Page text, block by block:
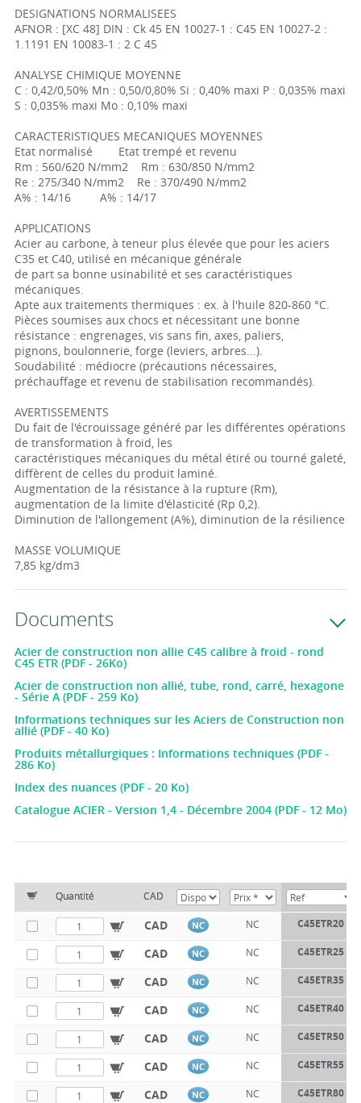
DESIGNATIONS NORMALISEES
AFNOR : [XC 48] DIN : Ck 45 EN 10027-1 : C45 EN 10027-2 :
1.1191 EN 10083-1 : 2 C 45
ANALYSE CHIMIQUE MOYENNE
C : 0,42/0,50% Mn : 0,50/0,80% Si : 0,40% maxi P : 0,035% maxi
S : 0,035% maxi Mo : 0,10% maxi
CARACTERISTIQUES MECANIQUES MOYENNES
Etat normalisé Etat trempé et revenu
Rm : 560/620 N/mm2 Rm : 630/850 N/mm2
Re : 275/340 N/mm2 Re : 370/490 N/mm2
A% : 14/16 A% : 14/17
APPLICATIONS
Acier au carbone, à teneur plus élevée que pour les aciers
C35 et C40, utilisé en mécanique générale
de part sa bonne usinabilité et ses caractéristiques
mécaniques.
Apte aux traitements thermiques : ex. à l'huile 820-860 °C.
Pièces soumises aux chocs et nécessitant une bonne
résistance : engrenages, vis sans fin, axes, paliers,
pignons, boulonnerie, forge (leviers, arbres...).
Soudabilité : médiocre (précautions nécessaires,
préchauffage et revenu de stabilisation recommandés).
AVERTISSEMENTS
Du fait de l'écrouissage généré par les différentes opérations
de transformation à froid, les
caractéristiques mécaniques du métal étiré ou tourné galeté,
diffèrent de celles du produit laminé.
Augmentation de la résistance à la rupture (Rm),
augmentation de la limite d'élasticité (Rp 0,2).
Diminution de l'allongement (A%), diminution de la résilience
MASSE VOLUMIQUE
7,85 kg/dm3
Documents
Acier de construction non allie C45 calibre à froid - rond
C45 ETR (PDF - 26Ko)
Acier de construction non allié, tube, rond, carré, hexagone
- Série A (PDF - 259 Ko)
Informations techniques sur les Aciers de Construction non
allié (PDF - 40 Ko)
Produits métallurgiques : Informations techniques (PDF -
286 Ko)
Index des nuances (PDF - 20 Ko)
Catalogue ACIER - Version 1,4 - Décembre 2004 (PDF - 12 Mo)
Quantité CAD
CAD NC NC C45ETR20
CAD NC NC C45ETR25
CAD NC NC C45ETR35
CAD NC NC C45ETR40
CAD NC NC C45ETR50
CAD NC NC C45ETR55
CAD NC NC C45ETR80